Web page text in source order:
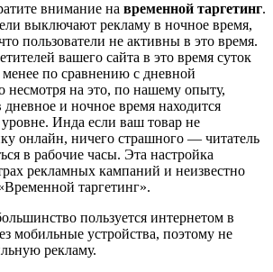
внимание на временной таргетинг.
выключают рекламу в ночное время,
пользователи не активны в это время.
вашего сайта в это время суток
по сравнению с дневной
несмотря на это, по нашему опыту,
и ночное время находится
Инда если ваш товар не
онлайн, ничего страшного — читатель
в рабочие часы. Эта настройка
рекламных кампаний и неизвестно
таргетинг».
пользуется интернетом в
мобильные устройства, поэтому не
рекламу.